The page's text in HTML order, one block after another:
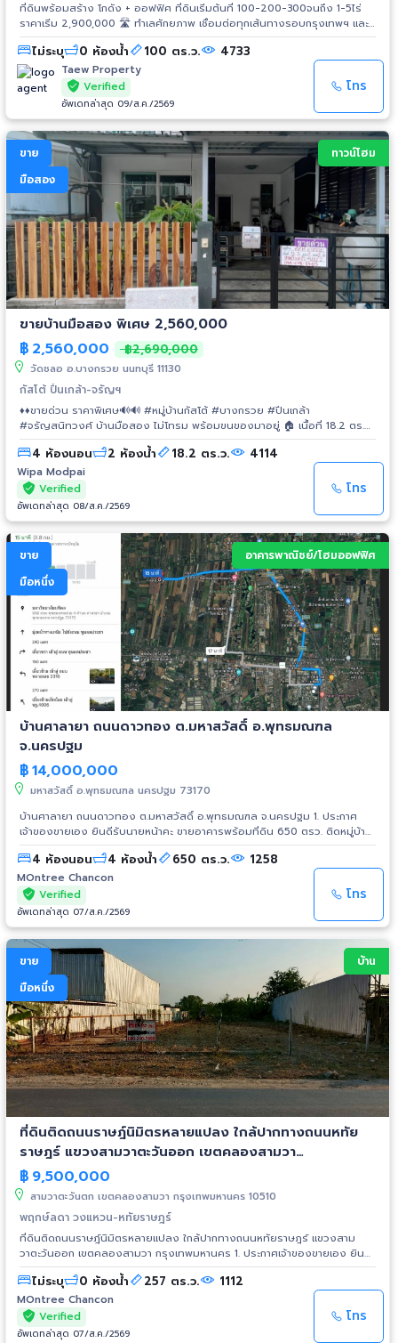
ที่ดินพร้อมสร้าง โกดัง + ออฟฟิศ ที่ดินเริ่มต้นที่ 100-200-300จนถึง 1-5ไร่
ราคาเริ่ม 2,900,000 🛣️ ทำเลศักยภาพ เชื่อมต่อทุกเส้นทางรอบกรุงเทพฯ และ
ปริมณฑล 🚗 ถ.กาญจนาภิเษก กม.9 🚗 ถ.บางบัวทอง–สุพรรณบุรี (340) 🚗
ถ.345 🚗 ถ.ราชพฤกษ์ 🚗 ทางด่วน M81 🛒 ใกล้แหล่งอำนวยความสะดวก 🛍️ 7-
11,Tops และศูนย์การค้าอื่นๆ 🛣️ ถนนหน้าแปลงกว้าง 12 เมตร ⚙️ สิ่งอำนวย
ความสะดวกครบ 💡 ไฟฟ้า 3 เฟส 🚰 น้ำประปา 🕳️ ท่อละบายน้ำ ✅ เหมาะสำหรับ
🏭 โรงงานขนาดกลาง 📦 คลังเก็บสินค้า 🏢 โกดังพร้อมออฟฟิศในตัว ติดต่อ
คุณแต้ว พร้อมให้บริการคำปรึกษาด้านที่ดินสร้างโกดัง-โรงงานอย่างครบวงจร
📞 โทร. 061-8416555 💬 LINE ID: https://line.me/ti/p/x_ypzvTU8s 📌
Facebook : https://www.facebook.com/profile.php?
id=100066737685757 🏢 สำนักงานขาย มังกรทอง เปิดให้บริการทุกวัน 🕘
เวลา 09.00 – 17.30 น โกดังโรงงาน #ทำเลดีบางบัวทอง #สร้างง่ายจบในที่
เดียว #ที่ดินใกล้คลังเซเว่น #ที่ดินทำโรงงานบางบัวทอง #ผ่อนถูกกว่าเช่า
#โกดังโรงงาน #ที่ดินพร้อมโกดัง #โรงงานออฟฟิศที่พักอาศัย #ที่ดิน
#โรงงาน #โกดัง #ทำเลดีย่านนนทบุรี #ที่ดินบางบัวทอง #ที่ดินนนทบุรี
#ที่ดินปทุมธานี #สำนักงาน #ขายโกดัง #ขายออฟฟิศ #ขายสำนักงาน #โกดัง
#ออฟฟิศ #ที่ดิน #อสังหาริมทรัพย์ #พื้นที่เก็บของ #ออฟฟิศใหม่ #โกดังใหม่
#ที่ดินพร้อมสร้าง
ไม่ระบุ 0 ห้องน้ำ 100 ตร.ว. 4733
Taew Property
Verified
อัพเดทล่าสุด 09/ส.ค./2569
โทร
ขาย
มือสอง
ทาวน์โฮม
ขายบ้านมือสอง พิเศษ 2,560,000
฿ 2,560,000 ฿2,690,000
วัดชลอ อ.บางกรวย นนทบุรี 11130
กัสโต้ ปิ่นเกล้า-จรัญฯ
♦️♦️ขายด่วน ราคาพิเศษ🔊🔊 #หมู่บ้านกัสโต้ #บางกรวย #ปิ่นเกล้า
#จรัญสนิทวงศ์ บ้านมือสอง ไม่โทรม พร้อมขนของมาอยู่ 🏠 เนื้อที่ 18.2 ตร.ว
✨ 4 ห้องนอน 2 ห้องน้ำ 🌟 1 ที่จอด 👉 ปั๊มน้ำ+แท็งก์น้ำ+ผ้าม่าน+มุ้งลวด+เหล็ก
ดัด 👉 สภาพบ้านสามารถเข้าอยู่ได้เลย ต่อเติมครัว โรงรถเรียบร้อย ❄ แถมแอร์
2 ตัว 🔥🔥ราคาเพียง 2.56 ลบ.🔥🔥 ***มบ.ติดตลาด เซเว่น ท็อป บิ๊กซี ร้านขาย
ยา สะดวกสบายเดินใกล้นิดเดียว*** ✅ จุดเด่นโครงการ • ใกล้ทุกธนาคาร • BTS
สถานีบางบำหรุ (สายสีแดงอ่อน) • ระบบรักษาความปลอดภัย, กล้องวงจรปิด •
ใกล้โรงพยาบาลตา หู คอ จมูก, โรงพยาบาลยันฮี, โรงพยาบาลเกษมราษฎร์
ประชาชื่น • ใกล้โรงเรียนบดินทร์เดชา นนทบุรี, โรงเรียนเซ็นคาเบรียล,
มหาวิทยาลัยพระจอมเกล้าพระนครเหนือ • ใกล้ห้างสรรพสินค้าเมเจอร์ ปิ่นเกล้า,
โลตัส นครอินทร์, แมคโคร นครอินทร์, โฮมเวิร์ค ราชพฤกษ์, ปิ่นเงินพลาซ่า, ปิ่น
ทองพลาซ่า ✅ ทำเล - เส้นทางการเดินทาง • ทางด่วน "ประจิมรัถยา" • รถไฟฟ้า
สายสีแดงอ่อน "สถานีบางบำหรุ • เข้า-ออก ได้ทั้ง ถนนจรัญสนิทวงศ์, ถนนสิริน
ธร, ถนนนครอินทร์, ถนนราชพฤกษ์ 📍 ที่ตั้งโครงการ : หมู่บ้านกัสโต้ ตำบล
บางกรวย อำเภอบางกรวย นนทบุรี 11130 📌 แผนที่ :
https://maps.app.goo.gl/ikwELre8MoFkQVr6A ☎️ เบอร์ติดต่อ : คลิกเพื่อดู
เบอร์โทรติดต่อ แต้ว (เจ้าของบ้านขายเอง) งดรับนายหน้าค่ะ
4 ห้องนอน 2 ห้องน้ำ 18.2 ตร.ว. 4114
Wipa Modpai
Verified
อัพเดทล่าสุด 08/ส.ค./2569
โทร
ขาย
มือหนึ่ง
อาคารพาณิชย์/โฮมออฟฟิศ
บ้านศาลายา ถนนดาวทอง ต.มหาสวัสดิ์ อ.พุทธมณฑล
จ.นครปฐม
฿14,000,000
มหาสวัสดิ์ อ.พุทธมณฑล นครปฐม 73170
บ้านศาลายา ถนนดาวทอง ต.มหาสวัสดิ์ อ.พุทธมณฑล จ.นครปฐม 1. ประกาศ
เจ้าของขายเอง ยินดีรับนายหน้าคะ ขายอาคารพร้อมที่ดิน 650 ตรว. ติดหมู่บ้าน
กิตติชัย8 ถนนดาวทอง ต.มหาสวัสดิ์ อำเภอพุทธมณฑล จังหวัดนครปฐม ทำเล
ทองติดกับ 3 ร้านสะดวกซื้อ 2. ทำเลทองเหมาะทำธุรกิจ ติดกับ 3 ร้านสะดวกซื้อ
ตรงข้ามกับซีเจมอร์ซุเปอร์มาร์เก็ต เยื้องกับเซเว่นอีเลฟเว่น ใกล้กับมินิบิ๊กซี เหมาะ
ทำอ๊อฟฟิส ร้านอาหาร คาร์แคร์ คลังเก็บสินค้า 3. ขายอาคารพาณิชย์ 2 ชั้น
พร้อมที่ดิน 650 ตรว. มีรั้วรอบ 3 ด้าน บ้านกว้าง 8 เมตร ลึก 20 เมตร พื้นที่ใช้
สอง 320 ตรม. 4 ห้องนอน 4 ห้องน้ำ ตัวบ้านสร้างร่นระยะห่างจากหน้าถนน 16
เมตร พื้นบ้านยกสูงจากถนน 1 เมตร ไม่เคยมีปัญหาน้ำท่วม โครงสร้างลงเข็มทุก
จุดแข็งแรง ใช้วัสดุคุณภาพสูง 4. ที่ดินรวมทั้งหมด 650 ตารางวา หน้ากว้างติด
ถนน 28 เมตร ลึก 94 เมตร ขายอาคารพาณิชย์ทำเลดีที่สุดบนถนนเส้นคลอง
โยงนี้ เป็นที่ดินเก่า เหมาะเป็น ร้านอาหารเครื่องดื่ม ธุรกิจความสวยความงาม
ร้านขายอุปกรณ์อะไหล่ซ่อมรถ แฟรนไชส์ คลังสินค้า ฯลฯ หาไม่ได้อีกแล้ว ทำเลฮ
วงจุ้ยดี เพราะติดถนน มีรั้วหมู่บ้านรอบ 3 ด้าน ได้ที่จอดรถ 5-10 คัน ได้สเปซ
ระยะห่างระหว่างเพื่อนบ้าน ได้พื้นที่เขียวรอบบ้าน พร้อมเข้าพัก ดำเนินกิจการได้
ทันที มีพื้นที่กว้างขวาง ร่มรื่นด้วยต้นไม้ มีต้นไม้ใหญ่ร่มรื่นปลูกมานาน อากาศดี
มาก ล้อมรอบไปด้วยธรรมชาติ ลักษณะของชุมชนโดยรอบ สังคม บรรยากาศดี
ไม่แออัด มีความเป็นส่วนตัวสูง ด้านข้างและหลังติดรั้วหมู่บ้าน ทำเลที่ตั้งของ
ที่ดินพร้อมบ้านเหมือนรูปไข่ตรงกลาง 5. สถานที่สำคัญใกล้เคียง มหาวิทยาลัย
ทางลัดทางผ่านไป ตลาดท่านา อ.นครชัยศรี, ตลาดโบราณ100ปี รางกระทุ่ม
อ.บางเลน, พระราชวังสนามจันทร์ องค์พระปฐมเจดีย์ จ.นครปฐม 7. ปัจจุบันมีผู้
เช่าอยู่ ยังไม่หมดสัญญา ทำร้านอาหาร ผู้เช่านิสัยดีมาก ผู้สนใจซื้อสามารถรับค่า
ยกเลิกการเช่าพร้อมคืนมัดจำได้ตามที่ผู้ซื้อต้องการ 8. สามารถดูรูปภาพ และ
ตำแหน่งที่ตั้งทำเลได้โดยตรงจากลิ๊งค์ หรือขับไปดูสถานที่จริงๆ ใกล้กรุงเทพ
ที่สุด เป็นได้ทั้งบ้านอ๊อฟฟิส บ้านเลขที่ 11/1 หมู่ 4 ถนนดาวทอง เส้นโยธา
นครปฐม 2091 ต.มหาสวัสดิ์ อ.พุทธมณฑล จ.นครปฐม 73170 9. ข้อมูล
ตำแหน่งที่ตั้งที่ดิน Location Google Map: ติดกับหมู่บ้านกิติชัย 8 และ 14 หน้า
หมู่บ้านเป็นชุมชนขนาดใหญ่ a. https://goo.gl/maps/dMdemTEinX9VvSS2A
10. *ยินดีรับบริษัทตัวแทนขาย-นายหน้าอิสระแบบเปิด หรือผู้ที่ต้องการทำการ
ตลาดแบบจ่ายเมื่อขายได้ ให้ค่าคอม 3-4% เรามีที่ดินอีกหลายแปลงฝากขาย เช่น
1)บ้านพร้อมที่ดินติดถนนดาวทองอ.พุทธมณฑล(ติด3ร้านสะดวกซื้อ) 2)ที่ดินติด
ถนนทุ่งมังกรซอย6แขวงฉิมพลีเขตตลิ่งชัน 3)ที่ดินติดหน้าถนนราษฎร์นิมิตเขต
คลองสามวา(ใกล้ปากซอยถ.หทัยราษฎร์) 11. ราคาขาย 14 ล้านบาท สนใจติดต่อ
4 ห้องนอน 4 ห้องน้ำ 650 ตร.ว. 1258
MOntree Chancon
Verified
อัพเดทล่าสุด 07/ส.ค./2569
โทร
ขาย
มือหนึ่ง
บ้าน
ที่ดินติดถนนราษฎ์นิมิตรหลายแปลง ใกล้ปากทางถนนหทัย
ราษฎร์ แขวงสามวาตะวันออก เขตคลองสามวา
กรุงเทพมหานคร
฿ 9,500,000
สามวาตะวันตก เขตคลองสามวา กรุงเทพมหานคร 10510
พฤกษ์ลดา วงแหวน-หทัยราษฎร์
ที่ดินติดถนนราษฎ์นิมิตรหลายแปลง ใกล้ปากทางถนนหทัยราษฎร์ แขวงสาม
วาตะวันออก เขตคลองสามวา กรุงเทพมหานคร 1. ประกาศเจ้าของขายเอง ยินดี
รับนายหน้าคะ ขายหรือให้เช่า ที่ดินทำเลดี ติดถนนราษฎร์นิมิตร เขตคลองสามวา
พื้นที่ หน้ากว้าง 36 ลึก 57 เมตร มีหลายแปลง โฉนดแยกขายได้ แปลงละ 257
ตรว. กว้าง 18 ยาว 57 เมตร 2. ที่ดินติดถนนราษฎร์นิมิตร เข้าออกได้หลายทาง
ใกล้ปากทางถนนหทัยราษฎร์ แขวงสามวาตะวันออก เขตคลองสามวา เข้าจากปาก
ทางฝั่งถนนหทัยราษฎ์ เพียง 1 กม. เหมาะทำเป็นโกดัง โรงงาน คลังสินค้า ร้าน
ไม่ระบุ 0 ห้องน้ำ 257 ตร.ว. 1112
MOntree Chancon
Verified
อัพเดทล่าสุด 07/ส.ค./2569
โทร